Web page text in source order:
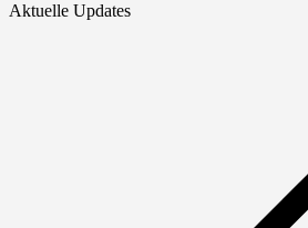
Aktuelle Updates